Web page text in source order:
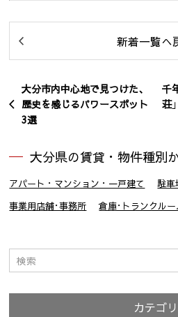
新着一覧へ
大分市内中心地で見つけた、
歴史を感じるパワースポット
3選
千
荘
大分県の賃貸・物件種別
アパート・マンション・一戸建て 駐車
事業用店舗･事務所
倉庫･トランクルー
カテゴリ